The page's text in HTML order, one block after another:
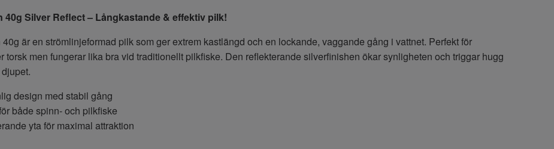
40g Silver Reflect – Långkastande & effektiv pilk!
är en strömlinjeformad pilk som ger extrem kastlängd och en lockande, vaggande gång i vattnet. Perfekt för
torsk men fungerar lika bra vid traditionellt pilkfiske. Den reflekterande silverfinishen ökar synligheten och triggar hugg
design med stabil gång
både spinn- och pilkfiske
yta för maximal attraktion